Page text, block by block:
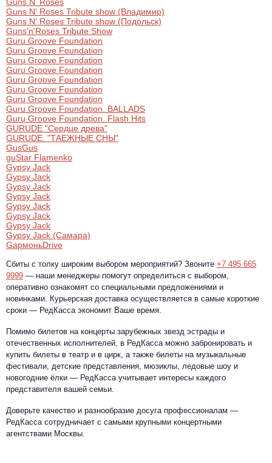
Guns N' Roses Tribute show (Владимир)
Guns N' Roses Tribute show (Подольск)
Guns'n'Roses Tribute Show
Guru Groove Foundation
Guru Groove Foundation
Guru Groove Foundation
Guru Groove Foundation
Guru Groove Foundation
Guru Groove Foundation
Guru Groove Foundation
Guru Groove Foundation. BALLADS
Guru Groove Foundation. Flash Hits
GURUDE "Сердце древа"
GURUDE. "ТАЕЖНЫЕ СНЫ"
GusGus
guStar Flamenko
Gypsy Jack
Gypsy Jack
Gypsy Jack
Gypsy Jack
Gypsy Jack
Gypsy Jack
Gypsy Jack
Gypsy Jack (Самара)
GармоньDrive
Сбиты с толку широким выбором мероприятий? Звоните +7 495 665
9999 — наши менеджеры помогут определиться с выбором,
оперативно ознакомят со специальными предложениями и
новинками. Курьерская доставка осуществляется в самые короткие
сроки — РедКасса экономит Ваше время.
Помимо билетов на концерты зарубежных звезд эстрады и
отечественных исполнителей, в РедКасса можно забронировать и
купить билеты в театр и в цирк, а также билеты на музыкальные
фестивали, детские представления, мюзиклы, ледовые шоу и
новогодние ёлки — РедКасса учитывает интересы каждого
представителя вашей семьи.
Доверьте качество и разнообразие досуга профессионалам —
РедКасса сотрудничает с самыми крупными концертными
агентствами Москвы.